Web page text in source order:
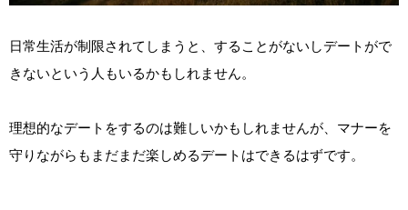
日常生活が制限されてしまうと、することがないしデートがで
きないという人もいるかもしれません。
理想的なデートをするのは難しいかもしれませんが、マナーを
守りながらもまだまだ楽しめるデートはできるはずです。